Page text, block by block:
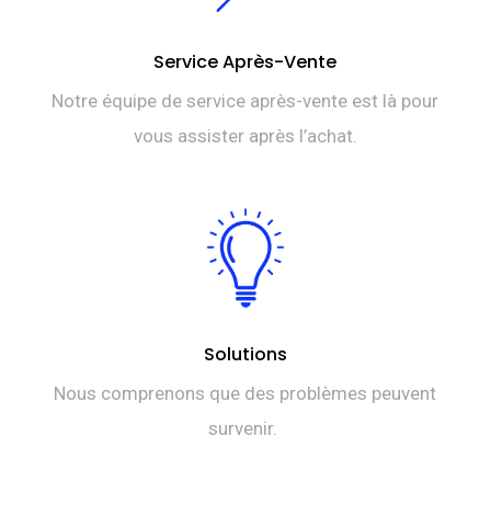
Service Après-Vente
Notre équipe de service après-vente est là pour
vous assister après l’achat.
Solutions
Nous comprenons que des problèmes peuvent
survenir.